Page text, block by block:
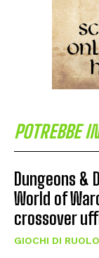
POTREBBE
Dungeons &
World of
crossover
GIOCHI DI RUOLO